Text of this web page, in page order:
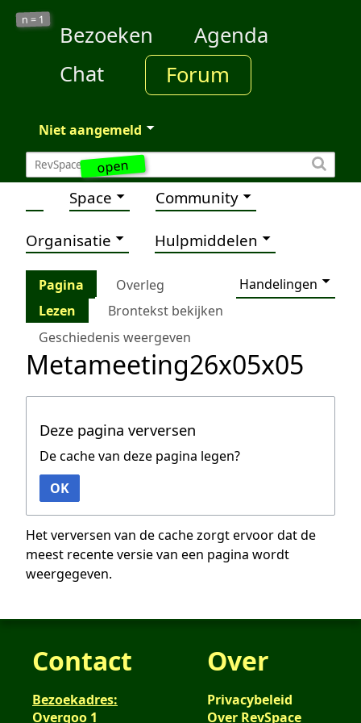
open
n = 1
Bezoeken
Agenda
Chat
Forum
Niet aangemeld
Space Community
Organisatie Hulpmiddelen
Pagina Overleg
Handelingen
Lezen
Brontekst bekijken
Geschiedenis weergeven
Metameeting26x05x05
Deze pagina verversen
De cache van deze pagina legen?
OK
Het verversen van de cache zorgt ervoor dat de
meest recente versie van een pagina wordt
weergegeven.
Contact
Bezoekadres:
Overgoo 1
Over
Privacybeleid
Over RevSpace